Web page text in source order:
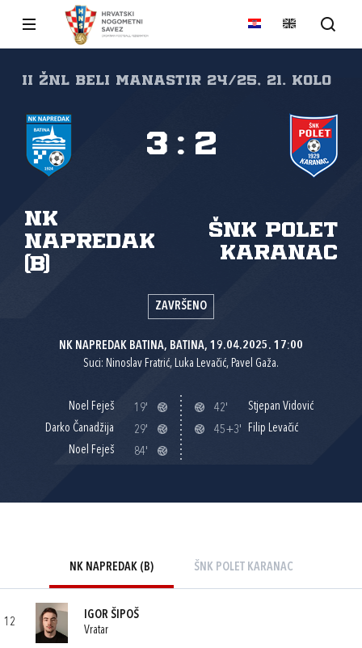
II ŽNL Beli Manastir 24/25, 21. kolo
NK
Napredak
(B)
ŠNK Polet
Karanac
3 : 2
ZAVRŠENO
NK NAPREDAK BATINA, BATINA, 19.04.2025. 17:00
Suci: Ninoslav Fratrić, Luka Levačić, Pavel Gaža.
Noel Feješ
19'
Darko Čanadžija
29'
Noel Feješ
84'
42'
Stjepan Vidović
45+3'
Filip Levačić
NK NAPREDAK (B) ŠNK POLET KARANAC
12
IGOR ŠIPOŠ
Vratar